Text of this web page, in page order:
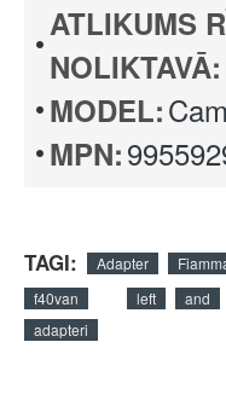
ATLIKUMS
NOLIKTAVĀ:
MODEL:
MPN:
TAGI: Adapter
f40van
left and
adapteri